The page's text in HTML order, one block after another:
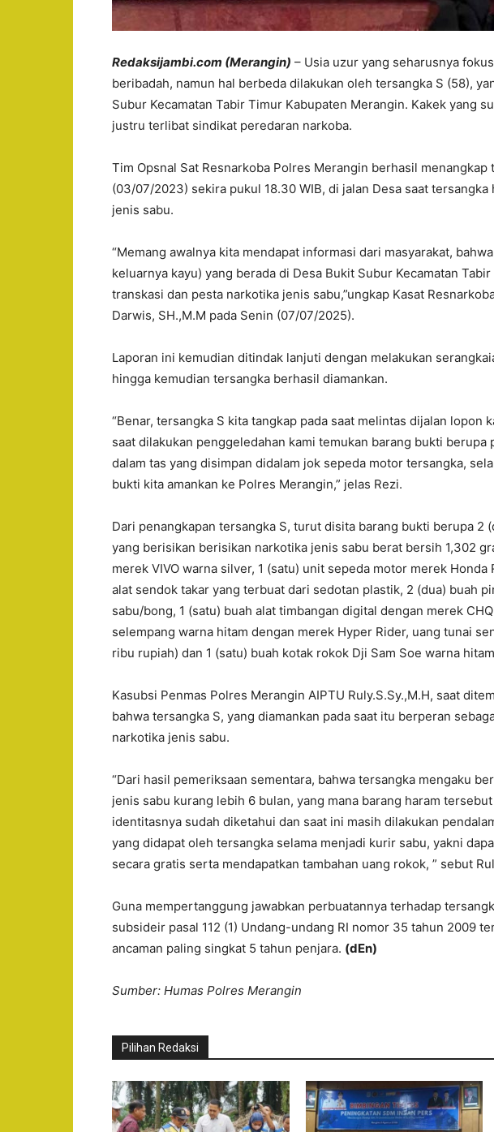
Redaksijambi.com (Merangin) – Usia uzur yang seharusnya
beribadah, namun hal berbeda dilakukan oleh tersangka S (58),
Subur Kecamatan Tabir Timur Kabupaten Merangin. Kakek yang
justru terlibat sindikat peredaran narkoba.
Tim Opsnal Sat Resnarkoba Polres Merangin berhasil menangkap
(03/07/2023) sekira pukul 18.30 WIB, di jalan Desa saat
jenis sabu.
“Memang awalnya kita mendapat informasi dari masyarakat,
keluarnya kayu) yang berada di Desa Bukit Subur Kecamatan
transkasi dan pesta narkotika jenis sabu,”ungkap Kasat
Darwis, SH.,M.M pada Senin (07/07/2025).
Laporan ini kemudian ditindak lanjuti dengan melakukan
hingga kemudian tersangka berhasil diamankan.
“Benar, tersangka S kita tangkap pada saat melintas dijalan lopon
saat dilakukan penggeledahan kami temukan barang bukti berupa
dalam tas yang disimpan didalam jok sepeda motor tersangka,
bukti kita amankan ke Polres Merangin,” jelas Rezi.
Dari penangkapan tersangka S, turut disita barang bukti berupa 2
yang berisikan berisikan narkotika jenis sabu berat bersih 1,302
merek VIVO warna silver, 1 (satu) unit sepeda motor merek
alat sendok takar yang terbuat dari sedotan plastik, 2 (dua) buah
sabu/bong, 1 (satu) buah alat timbangan digital dengan merek
selempang warna hitam dengan merek Hyper Rider, uang tunai
ribu rupiah) dan 1 (satu) buah kotak rokok Dji Sam Soe warna
Kasubsi Penmas Polres Merangin AIPTU Ruly.S.Sy.,M.H, saat
bahwa tersangka S, yang diamankan pada saat itu berperan
narkotika jenis sabu.
“Dari hasil pemeriksaan sementara, bahwa tersangka mengaku
jenis sabu kurang lebih 6 bulan, yang mana barang haram
identitasnya sudah diketahui dan saat ini masih dilakukan
yang didapat oleh tersangka selama menjadi kurir sabu, yakni
secara gratis serta mendapatkan tambahan uang rokok, ” sebut
Guna mempertanggung jawabkan perbuatannya terhadap
subsideir pasal 112 (1) Undang-undang RI nomor 35 tahun 2009
ancaman paling singkat 5 tahun penjara. (dEn)
Sumber: Humas Polres Merangin
Pilihan Redaksi